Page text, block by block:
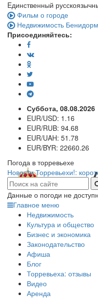
Eдинственный
Фильм о городе
Недвижимость
Присоединяйтесь:
Суббота, 08.08.2026
EUR/USD: 1.16
EUR/RUB: 94.68
EUR/UAH: 51.78
EUR/BYR: 22660.26
Погода в торревьехе
Новости Торревьехи!:
Данные о погоди не
Главное меню
Недвижимость
Культура и общество
Бизнес и экономика
Законодательство
Афиша
Блог
Торревьеха: отзывы
Видео
Аренда